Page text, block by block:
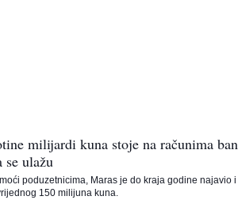
milijardi kuna stoje na računima
se ulažu
poduzetnicima, Maras je do kraja godine najavio
150 milijuna kuna.